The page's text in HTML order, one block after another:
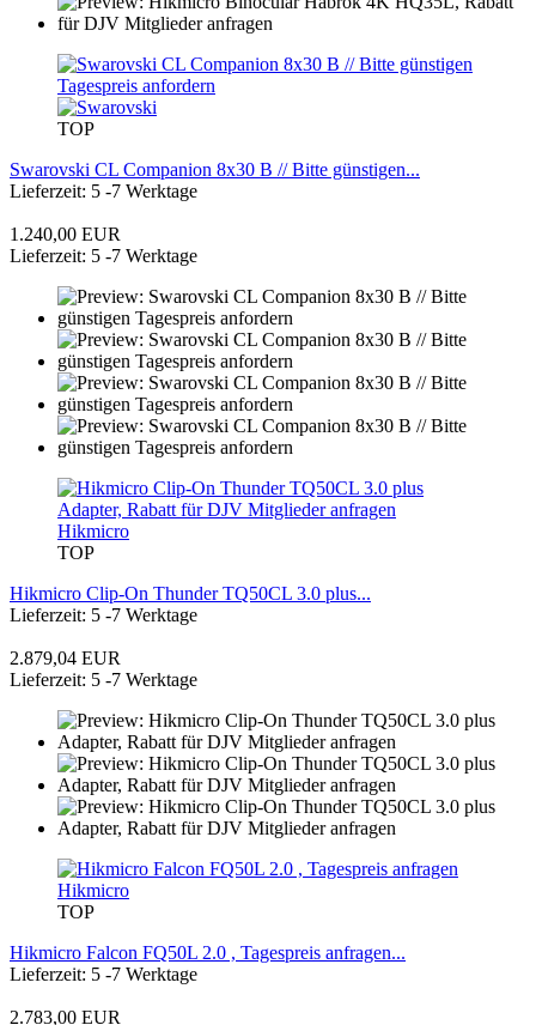
TOP
Swarovski CL Companion 8x30 B // Bitte günstigen...
Lieferzeit: 5 -7 Werktage
1.240,00 EUR
Lieferzeit: 5 -7 Werktage
Hikmicro
TOP
Hikmicro Clip-On Thunder TQ50CL 3.0 plus...
Lieferzeit: 5 -7 Werktage
2.879,04 EUR
Lieferzeit: 5 -7 Werktage
Hikmicro
TOP
Hikmicro Falcon FQ50L 2.0 , Tagespreis anfragen...
Lieferzeit: 5 -7 Werktage
2.783,00 EUR